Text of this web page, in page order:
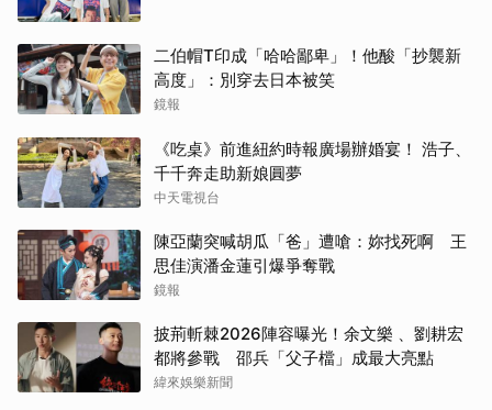
二伯帽T印成「哈哈鄙卑」！他酸「抄襲新
高度」：別穿去日本被笑
鏡報
《吃桌》前進紐約時報廣場辦婚宴！ 浩子、
千千奔走助新娘圓夢
中天電視台
陳亞蘭突喊胡瓜「爸」遭嗆：妳找死啊 王
思佳演潘金蓮引爆爭奪戰
鏡報
披荊斬棘2026陣容曝光！余文樂 、劉耕宏
都將參戰 邵兵「父子檔」成最大亮點
緯來娛樂新聞